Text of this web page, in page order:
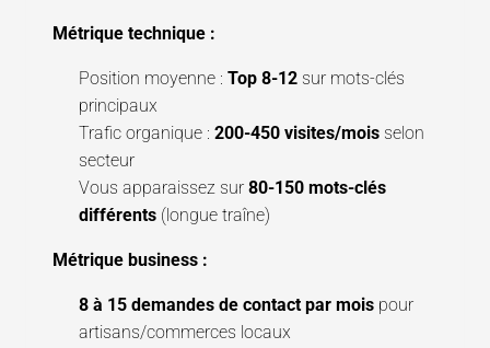
Métrique technique :
Position moyenne : Top 8-12 sur mots-clés
principaux
Trafic organique : 200-450 visites/mois selon
secteur
Vous apparaissez sur 80-150 mots-clés
différents (longue traîne)
Métrique business :
8 à 15 demandes de contact par mois pour
artisans/commerces locaux